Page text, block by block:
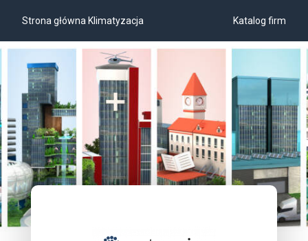
Strona główna Klimatyzacja Katalog firm